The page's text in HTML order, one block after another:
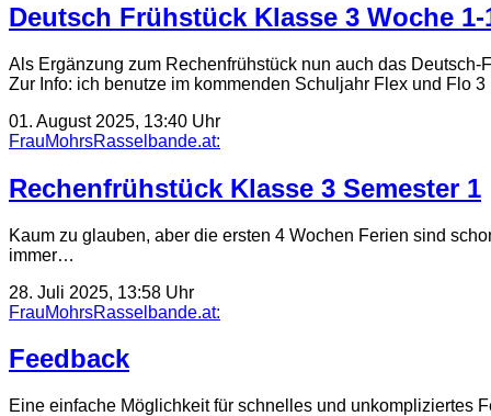
Deutsch Frühstück Klasse 3 Woche 1-
Als Ergänzung zum Rechenfrühstück nun auch das
Zur Info: ich benutze im kommenden Schuljahr Flex und Flo
01. August 2025, 13:40 Uhr
FrauMohrsRasselbande.at:
Rechenfrühstück Klasse 3 Semester 1
Kaum zu glauben, aber die ersten 4 Wochen Ferien sind
immer…
28. Juli 2025, 13:58 Uhr
FrauMohrsRasselbande.at:
Feedback
Eine einfache Möglichkeit für schnelles und unkompliziertes